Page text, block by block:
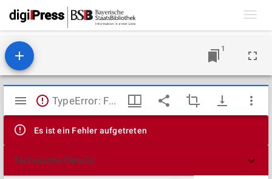
1
Mirador
Viewer
TypeError: Failed to fetch
Es ist ein Fehler aufgetreten
Technische Details